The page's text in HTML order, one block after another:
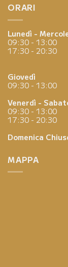
ORARI
Lunedì -
09:30 - 13:00
17:30 - 20:30
Giovedì
09:30 - 13:00
Venerdì -
09:30 - 13:00
17:30 - 20:30
Domenica
MAPPA